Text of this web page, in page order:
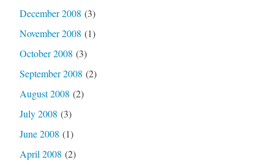
December 2008 (3)
November 2008 (1)
October 2008 (3)
September 2008 (2)
August 2008 (2)
July 2008 (3)
June 2008 (1)
April 2008 (2)